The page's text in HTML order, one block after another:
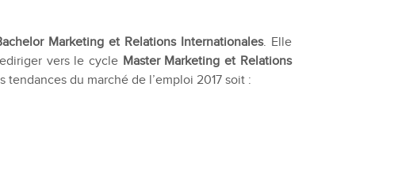
Marketing et Relations Internationales. Elle
vers le cycle Master Marketing et Relations
du marché de l’emploi 2017 soit :